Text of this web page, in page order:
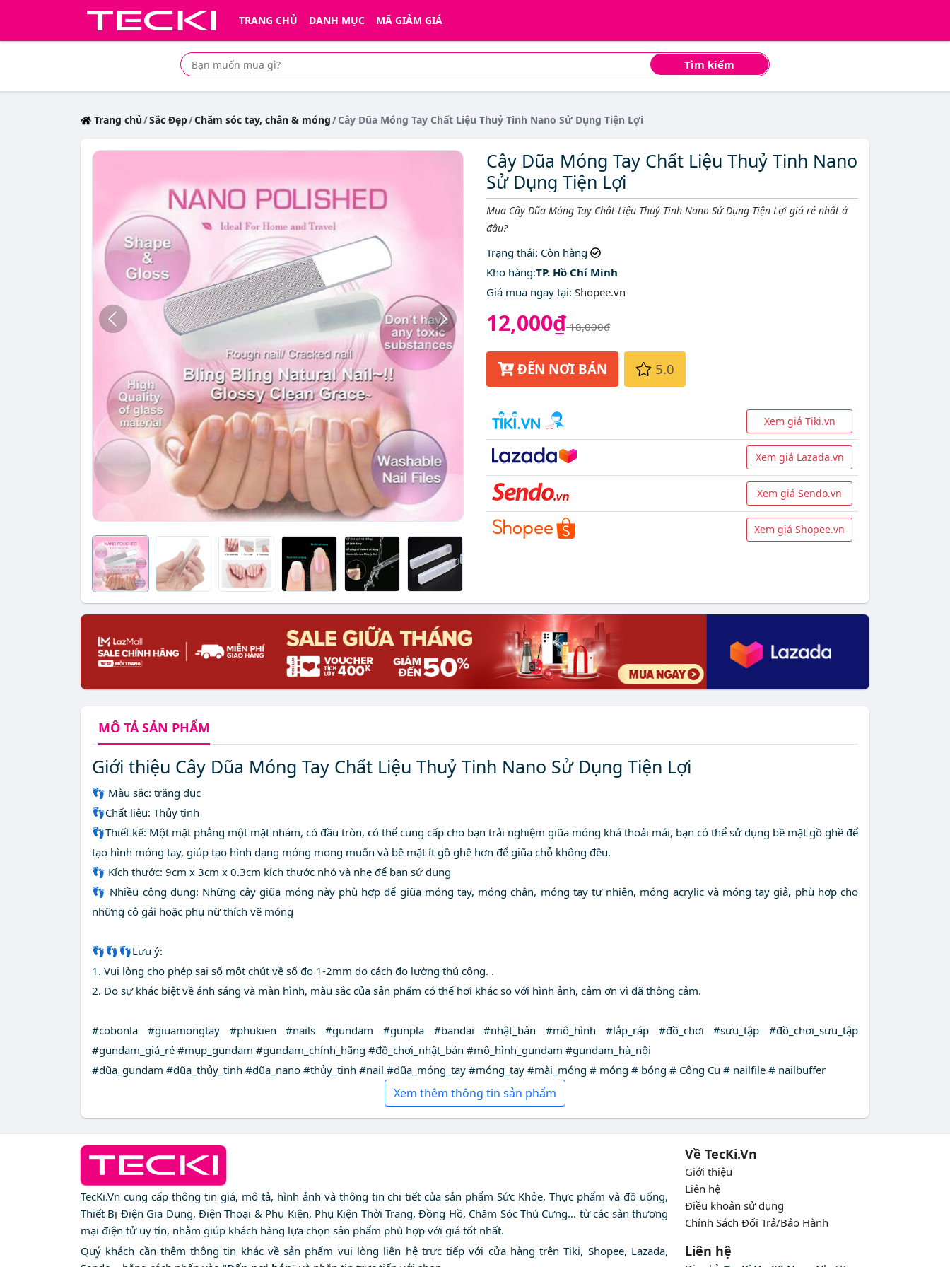
TRANG CHỦ DANH MỤC MÃ GIẢM GIÁ
Tìm kiếm
Tìm mua sản phẩm giá rẻ nhất
Trang chủ Sắc Đẹp Chăm sóc tay, chân & móng Cây Dũa Móng Tay Chất Liệu Thuỷ Tinh Nano Sử Dụng Tiện Lợi
Cây Dũa Móng Tay Chất Liệu Thuỷ Tinh Nano
Sử Dụng Tiện Lợi
Mô tả ngắn
Mua Cây Dũa Móng Tay Chất Liệu Thuỷ Tinh Nano Sử Dụng Tiện Lợi giá rẻ nhất ở
đâu?
Trạng thái: Còn hàng
Kho hàng:TP. Hồ Chí Minh
Giá mua ngay tại: Shopee.vn
12,000₫18,000₫
ĐẾN NƠI BÁN 5.0
Xem giá Tiki.vn
Xem giá Lazada.vn
Xem giá Sendo.vn
Xem giá Shopee.vn
MÔ TẢSẢN PHẨM
Giới thiệu Cây Dũa Móng Tay Chất Liệu Thuỷ Tinh Nano Sử Dụng Tiện Lợi
👣 Màu sắc: trắng đục
👣Chất liệu: Thủy tinh
👣Thiết kế: Một mặt phẳng một mặt nhám, có đầu tròn, có thể cung cấp cho bạn trải nghiệm giũa móng khá thoải mái, bạn có thể sử dụng bề mặt gồ ghề để
tạo hình móng tay, giúp tạo hình dạng móng mong muốn và bề mặt ít gồ ghề hơn để giũa chỗ không đều.
👣 Kích thước: 9cm x 3cm x 0.3cm kích thước nhỏ và nhẹ để bạn sử dụng
👣 Nhiều công dụng: Những cây giũa móng này phù hợp để giũa móng tay, móng chân, móng tay tự nhiên, móng acrylic và móng tay giả, phù hợp cho
những cô gái hoặc phụ nữ thích vẽ móng
👣👣👣Lưu ý:
1. Vui lòng cho phép sai số một chút về số đo 1-2mm do cách đo lường thủ công. .
2. Do sự khác biệt về ánh sáng và màn hình, màu sắc của sản phẩm có thể hơi khác so với hình ảnh, cảm ơn vì đã thông cảm.
#cobonla #giuamongtay #phukien #nails #gundam #gunpla #bandai #nhật_bản #mô_hình #lắp_ráp #đồ_chơi #sưu_tập #đồ_chơi_sưu_tập
#gundam_giá_rẻ #mụp_gundam #gundam_chính_hãng #đồ_chơi_nhật_bản #mô_hình_gundam #gundam_hà_nội
#dũa_gundam #dũa_thủy_tinh #dũa_nano #thủy_tinh #nail #dũa_móng_tay #móng_tay #mài_móng # móng # bóng # Công Cụ # nailfile # nailbuffer
Xem thêm thông tin sản phẩm
TecKi.Vn cung cấp thông tin giá, mô tả, hình ảnh và thông tin chi tiết của sản phẩm Sức Khỏe, Thực phẩm và đồ uống,
Thiết Bị Điện Gia Dụng, Điện Thoại & Phụ Kiện, Phụ Kiện Thời Trang, Đồng Hồ, Chăm Sóc Thú Cưng... từ các sàn thương
mại điện tử uy tín, nhằm giúp khách hàng lựa chọn sản phẩm phù hợp với giá tốt nhất.
Quý khách cần thêm thông tin khác về sản phẩm vui lòng liên hệ trực tiếp với cửa hàng trên Tiki, Shopee, Lazada,
Về TecKi.Vn
Giới thiệu
Liên hệ
Điều khoản sử dụng
Chính Sách Đổi Trả/Bảo Hành
Liên hệ